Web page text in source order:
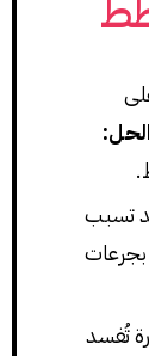
الحل:
تسبب
بجرعات
تُفسد